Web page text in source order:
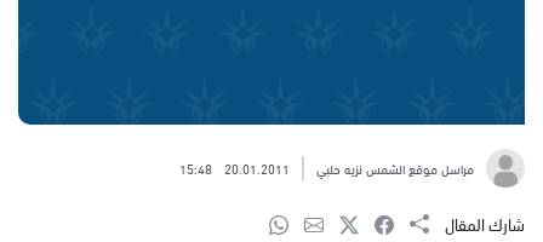
مراسل موقع الشمس نزيه حلبي 20.01.2011
15:48
شارك المقال